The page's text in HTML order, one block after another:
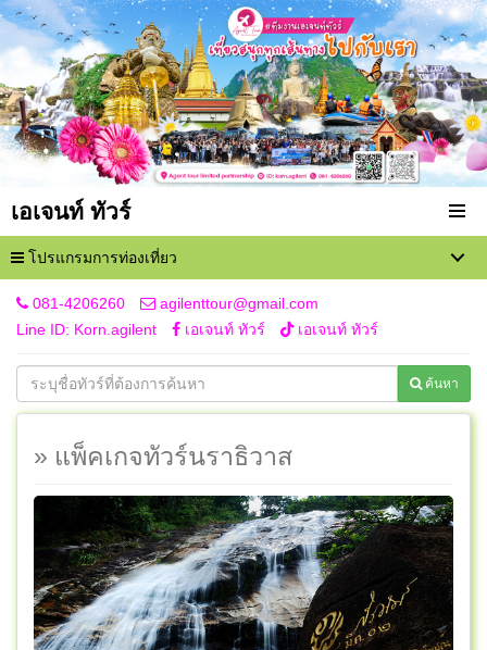
เอเจนท์ ทัวร์
โปรแกรมการท่องเที่ยว
081-4206260
agilenttour@gmail.com
Line ID: Korn.agilent
เอเจนท์ ทัวร์ เอเจนท์ ทัวร์
ค้นหา
» แพ็คเกจทัวร์นราธิวาส